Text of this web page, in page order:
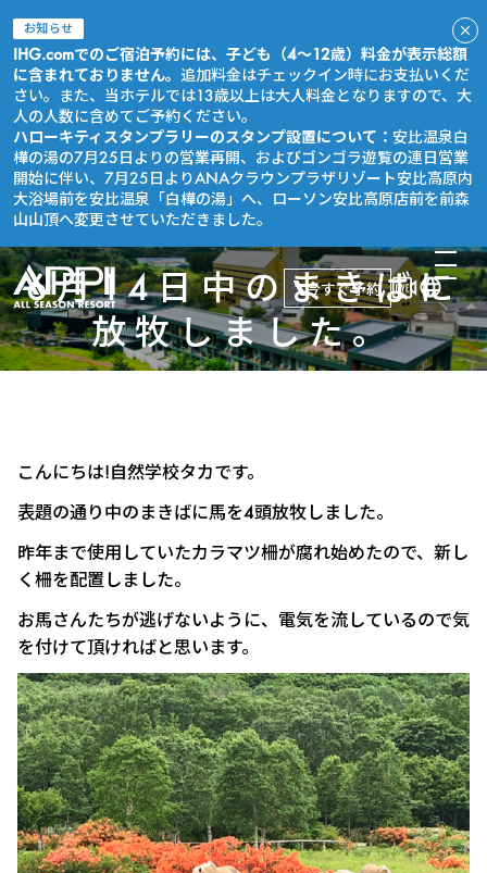
お知らせ
IHG.comでのご宿泊予約には、子ども（4～12歳）料金が表示総額
に含まれておりません。 追加料金はチェックイン時にお支払いくだ
さい。また、当ホテルでは13歳以上は大人料金となりますので、大
人の人数に含めてご予約ください。
ハローキティスタンプラリーのスタンプ設置について： 安比温泉白
樺の湯の7月25日よりの営業再開、およびゴンゴラ遊覧の連日営業
開始に伴い、7月25日よりANAクラウンプラザリゾート安比高原内
大浴場前を安比温泉「白樺の湯」へ、ローソン安比高原店前を前森
山山頂へ変更させていただきました。
今すぐ予約
6月14日中のまきばに
放牧しました。
こんにちは!自然学校タカです。
表題の通り中のまきばに馬を4頭放牧しました。
昨年まで使用していたカラマツ柵が腐れ始めたので、新し
く柵を配置しました。
お馬さんたちが逃げないように、電気を流しているので気
を付けて頂ければと思います。